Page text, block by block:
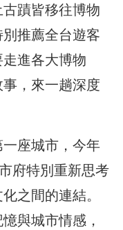
蹟皆移往博物
推薦全台遊客
進各大博物
，來一趟深度
座城市，今年
府特別重新思考
之間的連結。
與城市情感，